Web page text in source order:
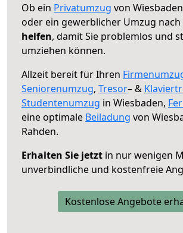
Ob ein Privatumzug von
oder ein gewerblicher Umzug nach
helfen, damit Sie problemlos und
umziehen können.
Allzeit bereit für Ihren
Seniorenumzug, Tresor– &
Studentenumzug in Wiesbaden,
eine optimale Beiladung von
Rahden.
Erhalten Sie jetzt in nur wenigen
unverbindliche und kostenfreie
Kostenlose Angebote